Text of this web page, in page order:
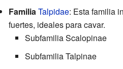
FamiliaTalpidae: Esta familia
fuertes, ideales para cavar.
Subfamilia Scalopinae
Subfamilia Talpinae